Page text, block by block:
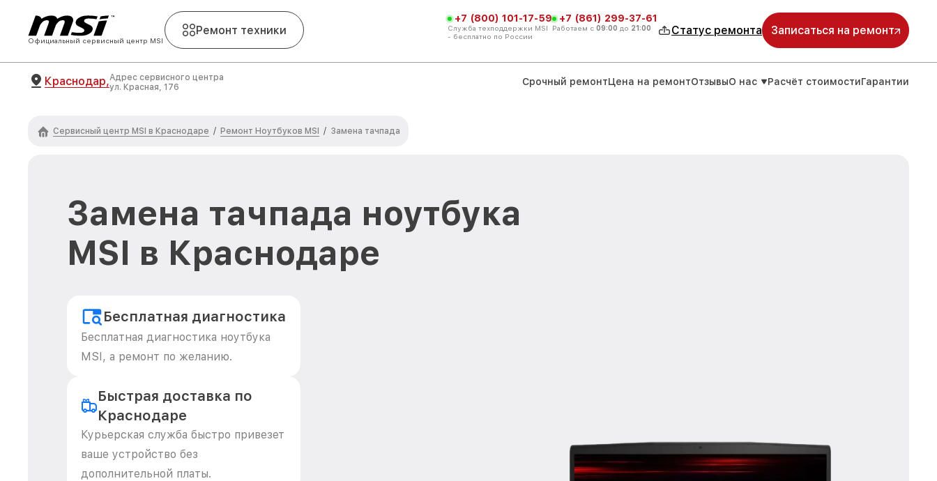
Официальный сервисный центр MSI
Ремонт техники
+7 (800) 101-17-59
Служба техподдержки MSI
- бесплатно по России
+7 (861) 299-37-61
Работаем с 09:00 до 21:00 Статус ремонта Записаться на ремонт
Краснодар,Адрес сервисного центра
ул. Красная, 176
Срочный ремонтЦена на ремонтОтзывыО нас Расчёт стоимостиГарантии
Сервисный центр MSI в Краснодаре / Ремонт Ноутбуков MSI / Замена тачпада
Замена тачпада ноутбука
MSI в Краснодаре
Бесплатная диагностика
Бесплатная диагностика ноутбука
MSI, а ремонт по желанию.
Быстрая доставка по
Краснодаре
Курьерская служба быстро привезет
ваше устройство без
дополнительной платы.